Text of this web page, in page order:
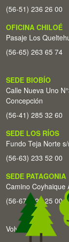
(56-51) 236 26 00
OFICINA CHILOÉ
Pasaje Los
(56-65) 263 65 74
SEDE BIOBÍO
Calle Nueva Uno
Concepción
(56-41) 285 32 60
SEDE LOS RÍOS
Fundo Teja Norte
(56-63) 233 52 00
SEDE PATAGONIA
Camino Coyhaique
(56-67) 226 25 00
Volver arriba